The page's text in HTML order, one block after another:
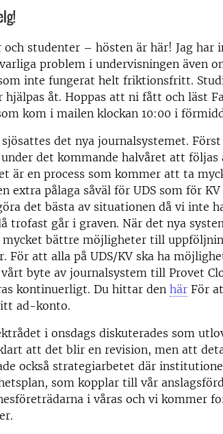
och studenter – hösten är här! Jag
problem i undervisningen även
inte fungerat helt friktionsfritt.
hjälpas åt. Hoppas att ni fått och läst
kom i mailen klockan 10:00 i
det nya journalsystemet.
det kommande halvåret att följas
är en process som kommer att ta
extra pålaga såväl för UDS som för
det bästa av situationen då vi inte
trofast går i graven. När det nya
mycket bättre möjligheter till
För att alla på UDS/KV ska ha
byte av journalsystem till Provet
kontinuerligt. Du hittar den här För
ad-konto.
i onsdags diskuterades som
att det blir en revision, men att
också strategiarbetet där
som kopplar till vår
i våras och vi kommer